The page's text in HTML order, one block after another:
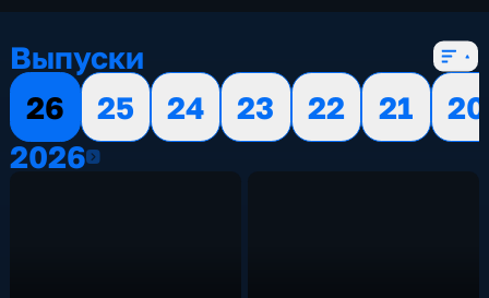
Выпуски
26
25 24 23 22 21
20
20262026